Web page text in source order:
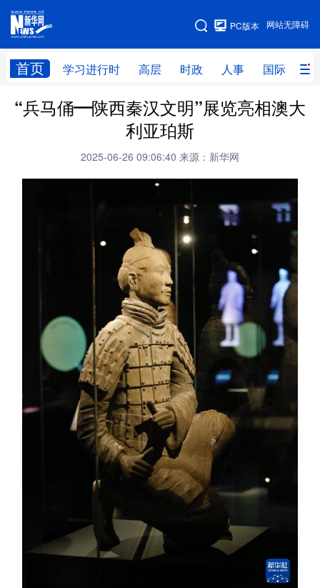
网站无障碍
PC版本
首页 学习进行时 高层 时政 人事 国际 财
网站地图
学习进行时 高层 时政 人事
财经 网评
健康
视频
中央文件 金融 汽车
食品 人居 信息化 数字经济
学术中国 乡村振兴 银龄 溯源中国
旅游 能源 会展
彩票 娱乐 时尚
一带一路 亚太网
北京 天津
江苏
“兵马俑—陕西秦汉文明”展览亮相澳大
利亚珀斯
2025-06-26 09:06:40 来源：新华网